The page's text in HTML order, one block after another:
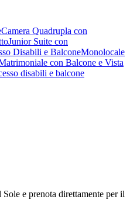
Camera Quadrupla con
Junior Suite con
Disabili e BalconeMonolocale
con Balcone e Vista
disabili e balcone
e prenota direttamente per il